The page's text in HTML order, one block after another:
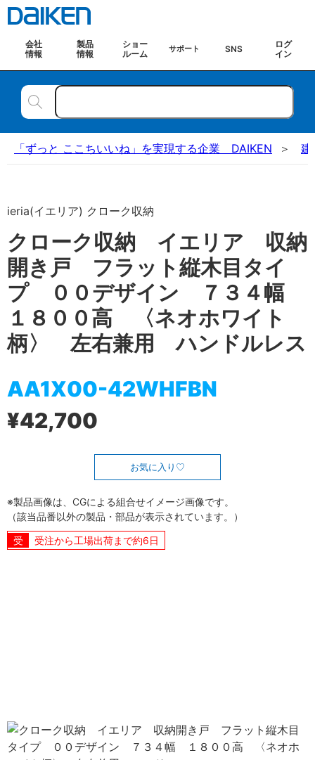
会社
情報
製品
情報
ショー
ルーム
サポート SNS
ログ
イン
「ずっと ここちいいね」を実現する企業 DAIKEN 建
ieria(イエリア) クローク収納
クローク収納 イエリア 収納
開き戸 フラット縦木目タイ
プ ００デザイン ７３４幅
１８００高 〈ネオホワイト
柄〉 左右兼用 ハンドルレス
AA1X00-42WHFBN
¥42,700
お気に入り
※製品画像は、CGによる組合せイメージ画像です。
（該当品番以外の製品・部品が表示されています。）
受注から工場出荷まで約6日